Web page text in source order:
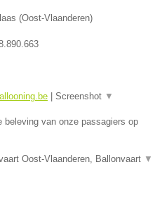
(Oost-Vlaanderen)
Screenshot ▼
beleving van onze passagiers op
Oost-Vlaanderen, Ballonvaart ▼